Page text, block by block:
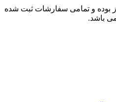
و تمامی سفارشات ثبت شده
باشد.